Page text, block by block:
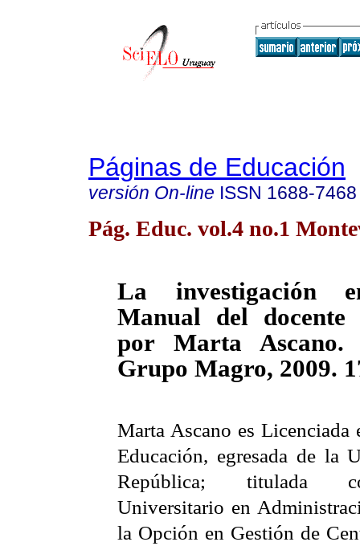
Páginas de Educación
versión On-line ISSN 1688-7468
Pág. Educ. vol.4 no.1
La investigación
Manual del docente
por Marta Ascano.
Grupo Magro, 2009.
Marta Ascano es Licenciada
Educación, egresada de la
República; titulada
Universitario en
la Opción en Gestión de